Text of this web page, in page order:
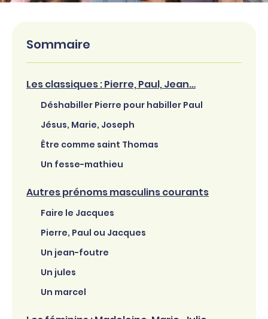
Sommaire
Les classiques : Pierre, Paul, Jean…
Déshabiller Pierre pour habiller Paul
Jésus, Marie, Joseph
Être comme saint Thomas
Un fesse-mathieu
Autres prénoms masculins courants
Faire le Jacques
Pierre, Paul ou Jacques
Un jean-foutre
Un jules
Un marcel